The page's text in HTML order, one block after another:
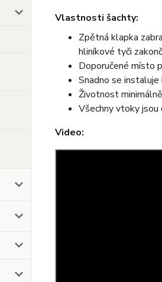
Vlastnosti šachty:
Zpětná klapka
hliníkové tyči
Doporučené místo
Snadno se
Životnost
Všechny vtoky
Video: